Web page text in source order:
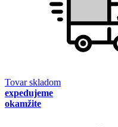
Tovar skladom
expedujeme
okamžite